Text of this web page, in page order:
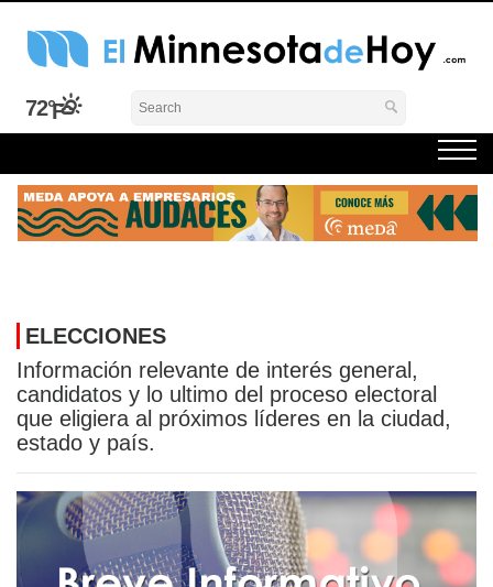
Skip
El Minnesota de Hoy Noticias
Latino Noticias Minnesota News
72°
ELECCIONES
Información relevante de interés general,
candidatos y lo ultimo del proceso electoral
que eligiera al próximos líderes en la ciudad,
estado y país.